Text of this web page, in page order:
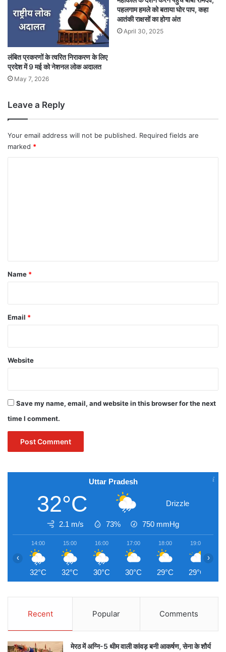
लंबित प्रकरणों के त्वरित निराकरण के लिए
प्रदेश में 9 मई को नेशनल लोक अदालत
May 7, 2026
पहलगाम हमले को बताया घोर पाप, कहा
आतंकी राक्षसों का होगा अंत
April 30, 2025
Leave a Reply
Your email address will not be published. Required fields are
marked *
*
Name *
Email *
Website
Save my name, email, and website in this browser for the next
time I comment.
Uttar Pradesh
32°C Drizzle
2.1 m/s 73% 750 mmHg
14:00
32°C
15:00
32°C
16:00
30°C
17:00
30°C
18:00
29°C
19:00
29°C
‹ ›
Recent Popular Comments
मेरठ में अग्नि-5 थीम वाली कांवड़ बनी आकर्षण, सेना के शौर्य